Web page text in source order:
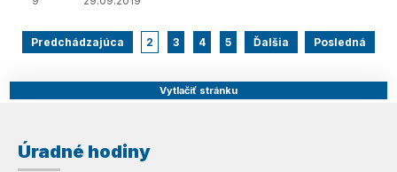
Predchádzajúca 2 3 4 5 Ďalšia Posledná
Vytlačiť stránku
Úradné hodiny